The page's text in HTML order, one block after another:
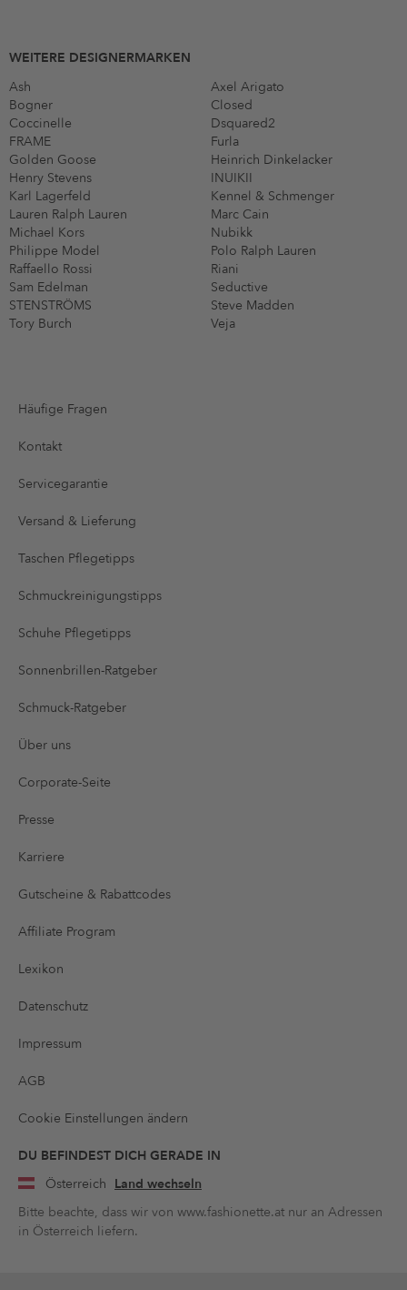
WEITERE DESIGNERMARKEN
Ash
Axel Arigato
Bogner
Closed
Coccinelle
Dsquared2
FRAME
Furla
Golden Goose
Heinrich Dinkelacker
Henry Stevens
INUIKII
Karl Lagerfeld
Kennel & Schmenger
Lauren Ralph Lauren
Marc Cain
Michael Kors
Nubikk
Philippe Model
Polo Ralph Lauren
Raffaello Rossi
Riani
Sam Edelman
Seductive
STENSTRÖMS
Steve Madden
Tory Burch
Veja
Häufige Fragen
Kontakt
Servicegarantie
Versand & Lieferung
Taschen Pflegetipps
Schmuckreinigungstipps
Schuhe Pflegetipps
Sonnenbrillen-Ratgeber
Schmuck-Ratgeber
Über uns
Corporate-Seite
Presse
Karriere
Gutscheine & Rabattcodes
Affiliate Program
Lexikon
Datenschutz
Impressum
AGB
Cookie Einstellungen ändern
DU BEFINDEST DICH GERADE IN
Österreich Land wechseln
Bitte beachte, dass wir von www.fashionette.at nur an Adressen
in Österreich liefern.